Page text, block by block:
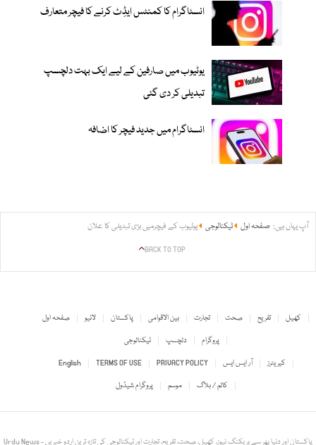
انسٹاگرام کا کمنٹس ایڈِٹ کرنے کا فیچر متعارف
یوٹیوب میں صارفین کے لیے ایک بہت دلچسپ
تبدیلی کر دی گئی
انسٹاگرام میں جدید فیچر کا اضافہ
آپ یہاں ہیں: صفحہ اول ٹیکنالوجی یوٹیوب کے فیچرمیں بڑی تبدیلی کا علان
BACK TO TOP
صفحہ اول لائیو پاکستان بین الاقوامی تجارت صحت تفریح
کھیل
ٹیکنالوجی
دلچسپ
پروگرام
English
TERMS OF USE PRIVACY POLICY آر ایس ایس
کیریئرز
پروگرام شیڈول
موسم کالم / بلاگ
Urdu News - پاکستان اور دنیا بھر سے بریکنگ نیوز، کھیل، صحت، تفریح، تجارت اور ٹیکنالوجی کی تازہ ترین اردو خبریں